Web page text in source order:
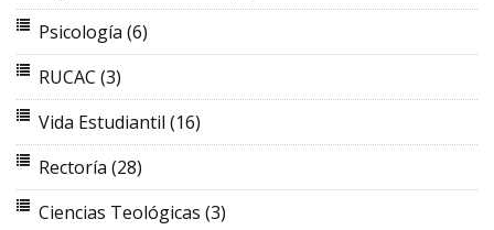
Psicología (6)
RUCAC (3)
Vida Estudiantil (16)
Rectoría (28)
Ciencias Teológicas (3)